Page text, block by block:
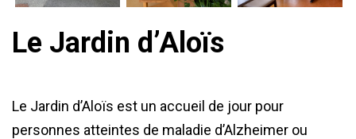
Le Jardin d’Aloïs
Le Jardin d’Aloïs est un accueil de jour pour
personnes atteintes de maladie d’Alzheimer ou